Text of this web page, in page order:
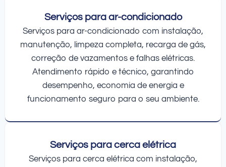
Serviços para ar-condicionado
Serviços para ar-condicionado com instalação,
manutenção, limpeza completa, recarga de gás,
correção de vazamentos e falhas elétricas.
Atendimento rápido e técnico, garantindo
desempenho, economia de energia e
funcionamento seguro para o seu ambiente.
Serviços para cerca elétrica
Serviços para cerca elétrica com instalação,